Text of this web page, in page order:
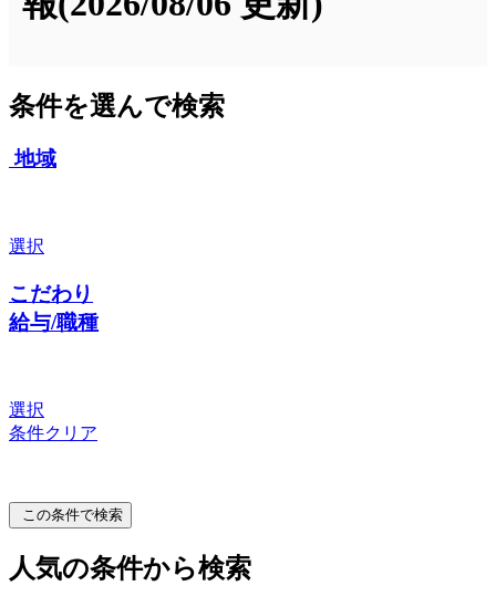
条件を選んで検索
地域
選択
こだわり
給与/職種
選択
条件クリア
この条件で検索
人気の条件から検索